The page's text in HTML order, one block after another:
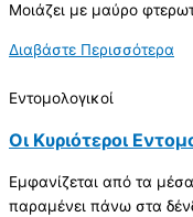
Μοιάζει µε µαύρο
Διαβάστε Περισσότερα
Εντομολογικοί
Οι Κυριότεροι
Εμφανίζεται από τα
παραμένει πάνω στα